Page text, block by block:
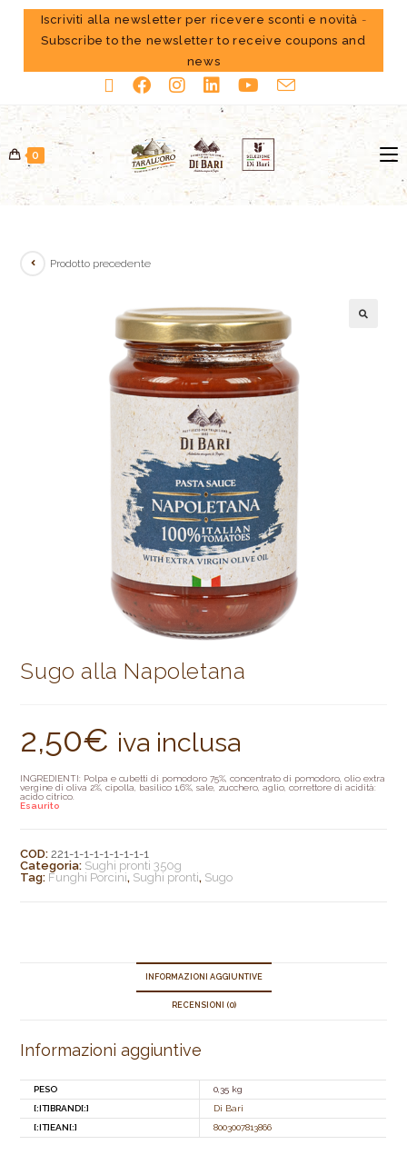
Iscriviti alla newsletter per ricevere sconti e novità -
Subscribe to the newsletter to receive coupons and
news
0
Prodotto precedente
Sugo alla Napoletana
2,50€ iva inclusa
INGREDIENTI: Polpa e cubetti di pomodoro 75%, concentrato di pomodoro, olio extra
vergine di oliva 2%, cipolla, basilico 1,6%, sale, zucchero, aglio, correttore di acidità:
acido citrico.
Esaurito
COD:221-1-1-1-1-1-1-1-1
Categoria: Sughi pronti 350g
Tag: Funghi Porcini, Sughi pronti, Sugo
INFORMAZIONI AGGIUNTIVE
RECENSIONI (0)
Informazioni aggiuntive
PESO
0,35 kg
[:IT]BRAND[:]
Di Bari
[:IT]EAN[:]
8003007813866